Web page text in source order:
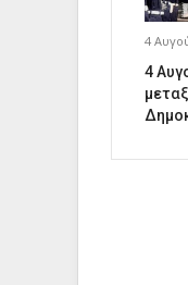
4
4